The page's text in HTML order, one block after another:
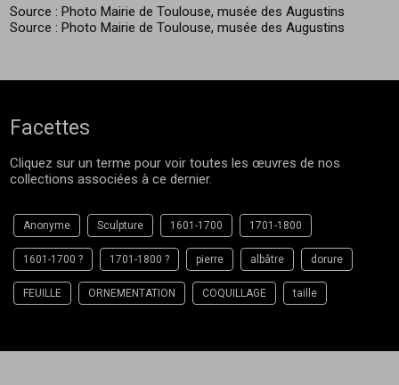
Source : Photo Mairie de Toulouse, musée des Augustins
Source : Photo Mairie de Toulouse, musée des Augustins
Facettes
Cliquez sur un terme pour voir toutes les œuvres de nos
collections associées à ce dernier.
Anonyme Sculpture 1601-1700 1701-1800
1601-1700 ? 1701-1800 ? pierre albâtre dorure
FEUILLE ORNEMENTATION COQUILLAGE taille